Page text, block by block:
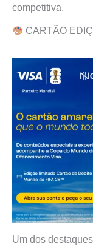
competitiva.
CARTÃO
Um dos